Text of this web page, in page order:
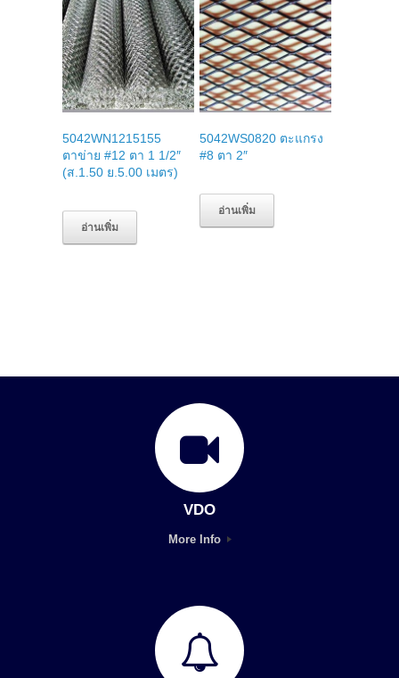
5042WN1215155
ตาข่าย #12 ตา 1 1/2″
(ส.1.50 ย.5.00 เมตร)
อ่านเพิ่ม
5042WS0820 ตะแกรง
#8 ตา 2″
อ่านเพิ่ม
VDO
More Info